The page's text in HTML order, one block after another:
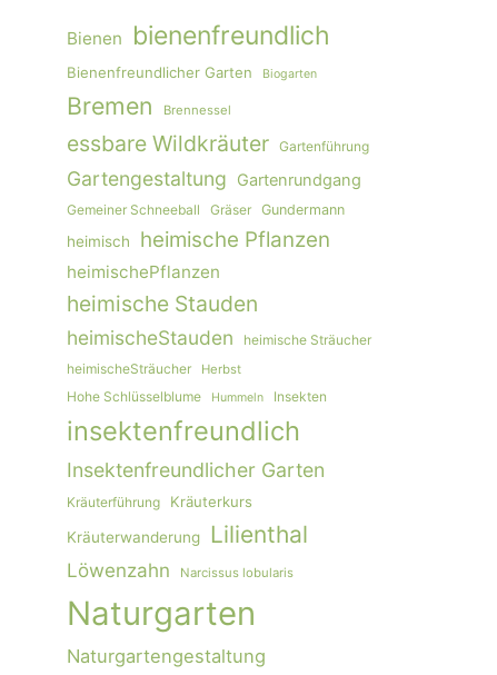
Bienen bienenfreundlich
Bienenfreundlicher Garten Biogarten
Bremen Brennessel
essbare Wildkräuter Gartenführung
Gartengestaltung Gartenrundgang
Gemeiner Schneeball Gräser Gundermann
heimisch heimische Pflanzen
heimischePflanzen
heimische Stauden
heimischeStauden
heimische Sträucher
heimischeSträucher
Herbst
Hohe Schlüsselblume Hummeln Insekten
insektenfreundlich
Insektenfreundlicher Garten
Kräuterführung
Kräuterkurs
Kräuterwanderung
Lilienthal
Löwenzahn Narcissus lobularis
Naturgarten
Naturgartengestaltung